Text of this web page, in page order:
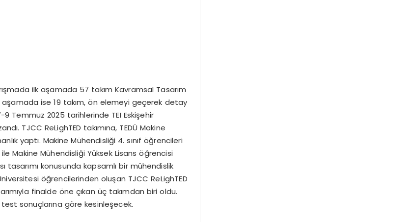
ilk aşamada 57 takım Kavramsal Tasarım
aşamada ise 19 takım, ön elemeyi geçerek detay
Temmuz 2025 tarihlerinde TEI Eskişehir
TJCC ReLighTED takımına, TEDÜ Makine
yaptı. Makine Mühendisliği 4. sınıf öğrencileri
Makine Mühendisliği Yüksek Lisans öğrencisi
tasarımı konusunda kapsamlı bir mühendislik
öğrencilerinden oluşan TJCC ReLighTED
finalde öne çıkan üç takımdan biri oldu.
test sonuçlarına göre kesinleşecek.